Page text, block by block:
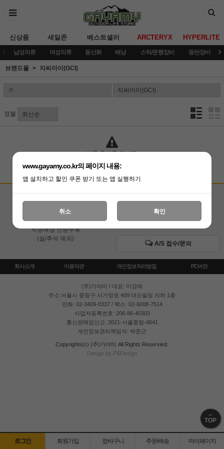
신상품 세일존 베스트셀러 ARCTERYX HYPERLITE
남성의류 여성의류 등산화 배낭 스틱/운행장비 등반장비
브랜드몰 지씨아이(GCI)
정렬
상품 준비중 입니다.
고객상담센터
온라인 : 02-3409-0337
직영매장 : 02-3409-0339
직영매장 연중무휴
(설/추석 제외)
입금계좌안내
국민은행 051001-04-100255
A/S 접수/문의
회사소개 이용약관 개인정보처리방침 PC버전
(주)가야미 / 대표: 이강래
주소:서울시 중랑구 사가정로 409 대도빌딩 지하 1층
전화: 02-3409-0337 / 팩스: 02-6008-7514
사업자등록번호: 206-86-40303
통신판매업신고: 2021-서울중랑-0641
개인정보관리책임자: 박준근
Copyrights(c) (주)가야미 All Rights Reservied.
Design by PSDesign
TOP
로그인 회원가입 장바구니 주문/배송 마이페이지
www.gayamy.co.kr의 페이지 내용:
앱 설치하고 할인 쿠폰 받기 또는 앱 실행하기
취소 확인